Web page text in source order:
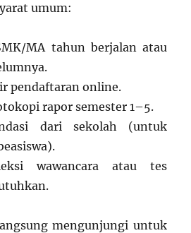
umum:
MA tahun berjalan atau
pendaftaran online.
rapor semester 1–5.
dari sekolah (untuk
wawancara atau tes
mengunjungi untuk